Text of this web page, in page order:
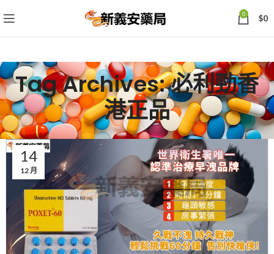
0 $0
Tag Archives: 必利勁香
港正品
14
12 月